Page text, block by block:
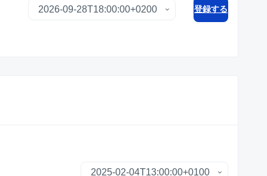
登録する